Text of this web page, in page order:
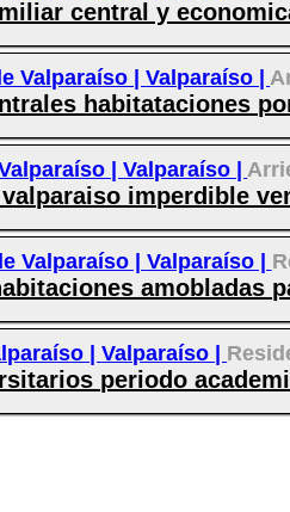
central y
Valparaíso |Valparaíso |
habitataciones
|Valparaíso |
imperdible
Valparaíso | Valparaíso |
amobladas
|Valparaíso |
periodo